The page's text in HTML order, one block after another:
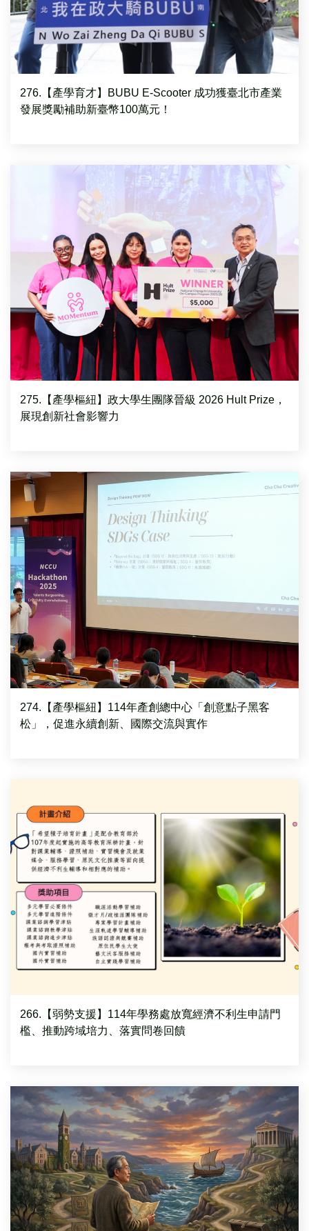
276.【產學育才】BUBU E-Scooter 成功獲臺北市產業
發展獎勵補助新臺幣100萬元！
275.【產學樞紐】政大學生團隊晉級 2026 Hult Prize，
展現創新社會影響力
274.【產學樞紐】114年產創總中心「創意點子黑客
松」，促進永續創新、國際交流與實作
266.【弱勢支援】114年學務處放寬經濟不利生申請門
檻、推動跨域培力、落實問卷回饋